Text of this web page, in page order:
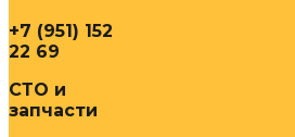
+7 (951) 152
22 69
СТО и
запчасти